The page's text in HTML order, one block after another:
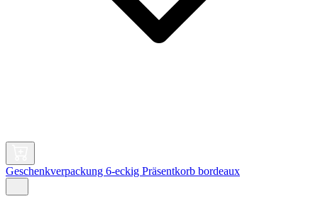
Geschenkverpackung 6-eckig Präsentkorb bordeaux